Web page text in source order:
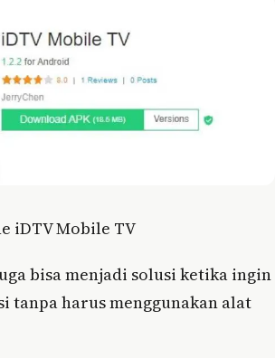
iDTV Mobile TV
bisa menjadi solusi ketika ingin
tanpa harus menggunakan alat